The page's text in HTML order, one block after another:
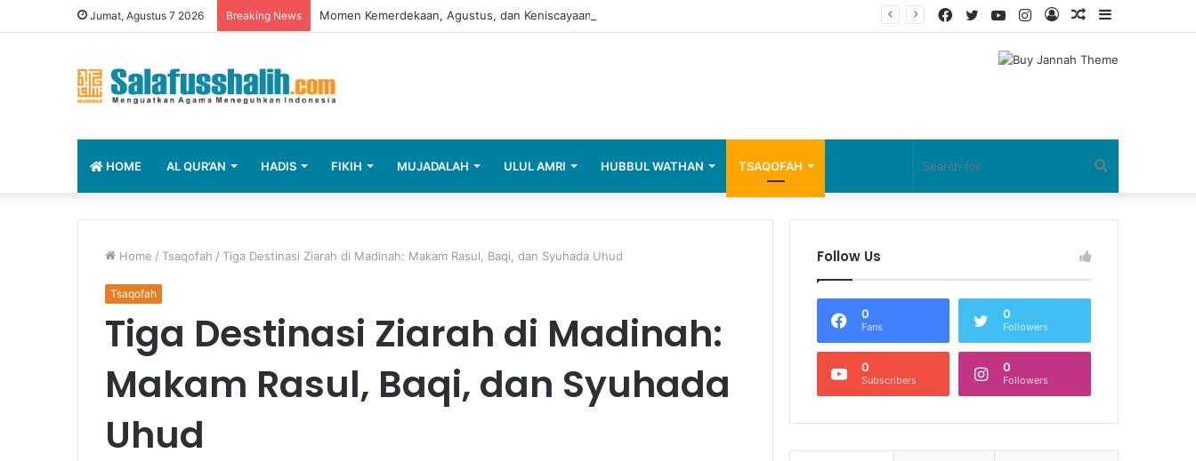
Jumat, Agustus 7 2026 Breaking News Momen Kemerdekaan, Agustus, dan Keniscayaan untuk Mewaspadai Terorisme
Random
Log
Instagram
YouTube
Twitter
Facebook
HOME AL QUR’AN HADIS FIKIH MUJADALAH ULUL AMRI HUBBUL WATHAN TSAQOFAH
for
Home / Tsaqofah / Tiga Destinasi Ziarah di Madinah: Makam Rasul, Baqi, dan Syuhada Uhud
Tsaqofah
Tiga Destinasi Ziarah di Madinah:
Makam Rasul, Baqi, dan Syuhada
Uhud
Follow Us
0
Fans
0
Followers
0
Subscribers
0
Followers